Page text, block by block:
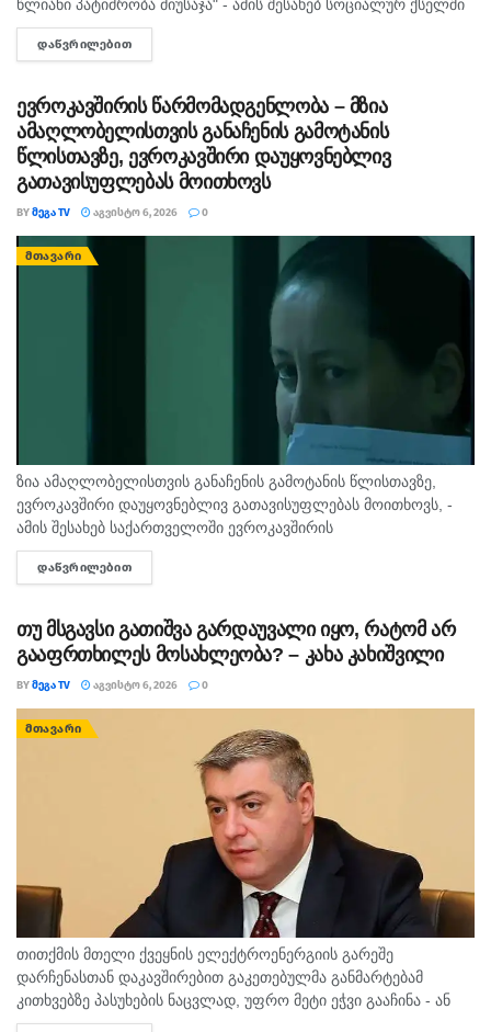
წლიანი პატიმრობა მიუსაჯა" - ამის შესახებ სოციალურ ქსელში
"მედიის ადვოკატირების კოალიცია" წერს და დაკავებულ
ჟურნალისტს სოლიდარობას უცხადებს. ორგანიზაცია...
ᲓᲐᲬᲕᲠᲘᲚᲔᲑᲘᲗ
ევროკავშირის წარმომადგენლობა – მზია
ამაღლობელისთვის განაჩენის გამოტანის
წლისთავზე, ევროკავშირი დაუყოვნებლივ
გათავისუფლებას მოითხოვს
BYᲛᲔᲒᲐ TV ᲐᲒᲕᲘᲡᲢᲝ 6, 2026 0
ᲛᲗᲐᲕᲐᲠᲘ
ზია ამაღლობელისთვის განაჩენის გამოტანის წლისთავზე,
ევროკავშირი დაუყოვნებლივ გათავისუფლებას მოითხოვს, -
ამის შესახებ საქართველოში ევროკავშირის
წარმომადგენლობა X-ზე წერს. „მზია ამაღლობელისთვის
განაჩენის გამოტანის წლისთავზე, ევროკავშირი გმობს მის
განაჩენს და...
ᲓᲐᲬᲕᲠᲘᲚᲔᲑᲘᲗ
თუ მსგავსი გათიშვა გარდაუვალი იყო, რატომ არ
გააფრთხილეს მოსახლეობა? – კახა კახიშვილი
BYᲛᲔᲒᲐ TV ᲐᲒᲕᲘᲡᲢᲝ 6, 2026 0
ᲛᲗᲐᲕᲐᲠᲘ
თითქმის მთელი ქვეყნის ელექტროენერგიის გარეშე
დარჩენასთან დაკავშირებით გაკეთებულმა განმარტებამ
კითხვებზე პასუხების ნაცვლად, უფრო მეტი ეჭვი გააჩინა - ან
ენერგოსისტემაზე პასუხისმგებელი ადამიანები არ არიან